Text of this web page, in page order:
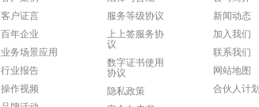
客户证言
百年企业
业务场景应用
行业报告
操作视频
服务等级协议
上上签服务协
议
数字证书使用
协议
隐私政策
新闻动态
加入我们
联系我们
网站地图
合伙人计划